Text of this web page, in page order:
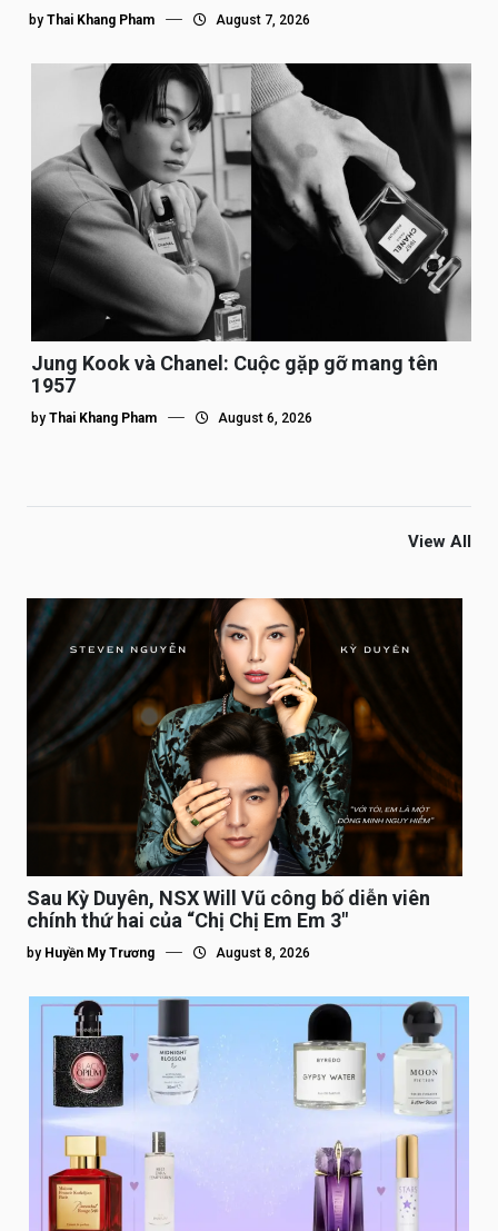
by Thai Khang Pham August 7, 2026
Jung Kook và Chanel: Cuộc gặp gỡ mang tên
1957
by Thai Khang Pham August 6, 2026
View All
Sau Kỳ Duyên, NSX Will Vũ công bố diễn viên
chính thứ hai của “Chị Chị Em Em 3″
by Huyền My Trương August 8, 2026